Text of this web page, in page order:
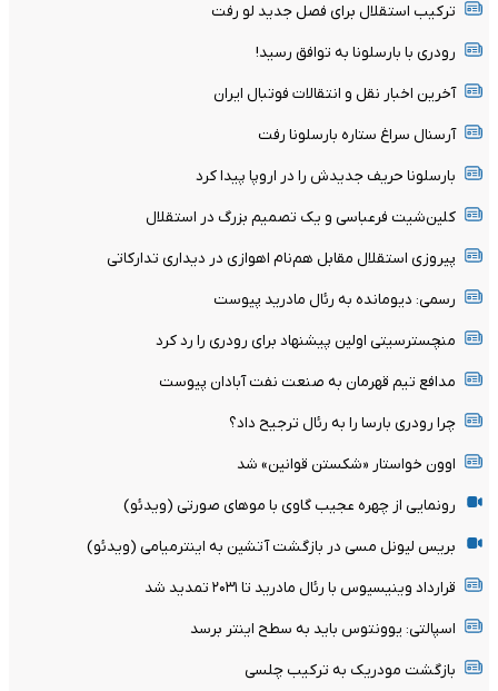
ترکیب استقلال برای فصل جدید لو رفت
رودری با بارسلونا به توافق رسید!
آخرین اخبار نقل و انتقالات فوتبال ایران
آرسنال سراغ ستاره بارسلونا رفت
بارسلونا حریف جدیدش را در اروپا پیدا کرد
کلین‌شیت فرعباسی و یک تصمیم بزرگ در استقلال
پیروزی استقلال مقابل هم‌نام اهوازی در دیداری تدارکاتی
رسمی: دیومانده به رئال مادرید پیوست
منچسترسیتی اولین پیشنهاد برای رودری را رد کرد
مدافع تیم قهرمان به صنعت نفت آبادان پیوست
چرا رودری بارسا را به رئال ترجیح داد؟
اوون خواستار «شکستن قوانین» شد
رونمایی از چهره عجیب گاوی با موهای صورتی (ویدئو)
بریس لیونل مسی در بازگشت آتشین به اینترمیامی (ویدئو)
قرارداد وینیسیوس با رئال مادرید تا ۲۰۳۱ تمدید شد
اسپالتی: یوونتوس باید به سطح اینتر برسد
بازگشت مودریک به ترکیب چلسی